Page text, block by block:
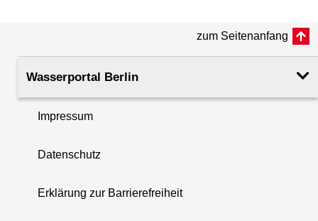
zum Seitenanfang
Wasserportal Berlin
Impressum
Datenschutz
Erklärung zur Barrierefreiheit